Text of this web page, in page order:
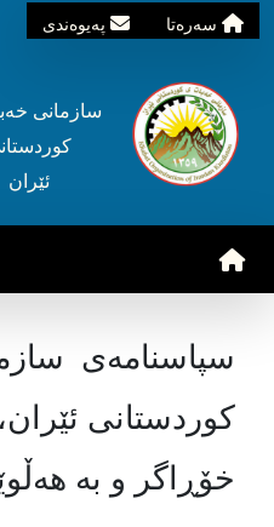
سه‌ره‌تا په‌یوه‌ندی
سازمانی
ئێران
سپاسنامەی
کوردستانی
خۆڕاگر و بە